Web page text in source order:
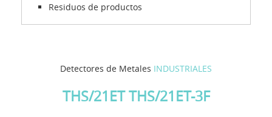
Detectores de Metales INDUSTRIALES
THS/21ET THS/21ET-3F
Residuos de productos